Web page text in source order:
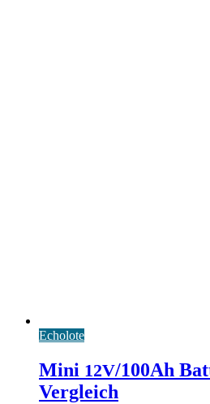
Echolote
Mini 12V/100Ah
Vergleich